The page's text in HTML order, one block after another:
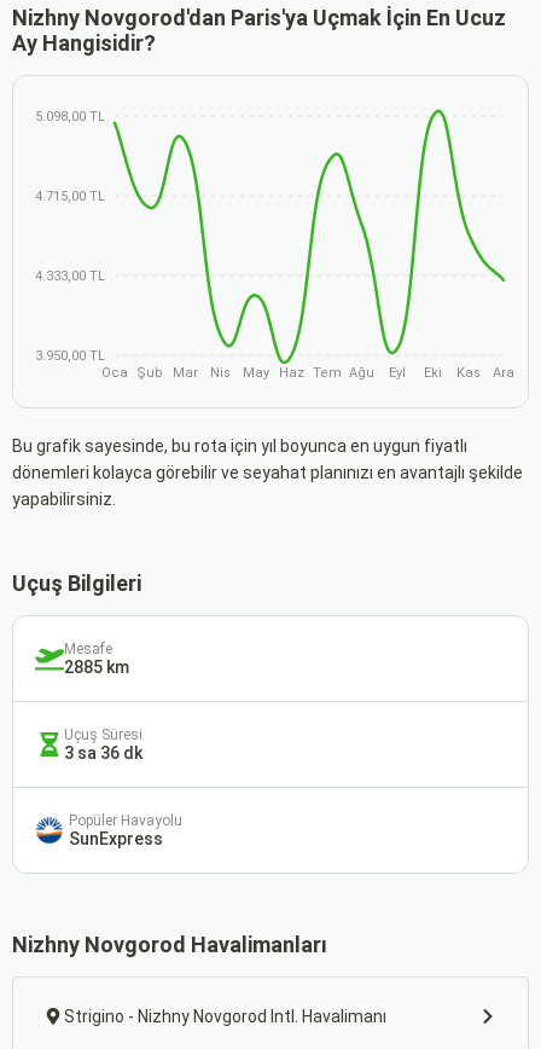
Nizhny Novgorod'dan Paris'ya Uçmak İçin En Ucuz
Ay Hangisidir?
5.098,00 TL
4.715,00 TL
4.333,00 TL
3.950,00 TL
Oca
Şub Mar Nis May Haz Tem Ağu Eyl Eki Kas Ara
Bu grafik sayesinde, bu rota için yıl boyunca en uygun fiyatlı
dönemleri kolayca görebilir ve seyahat planınızı en avantajlı şekilde
yapabilirsiniz.
Uçuş Bilgileri
Mesafe
2885 km
Uçuş Süresi
3 sa 36 dk
Popüler Havayolu
SunExpress
Nizhny Novgorod Havalimanları
Strigino - Nizhny Novgorod Intl. Havalimanı